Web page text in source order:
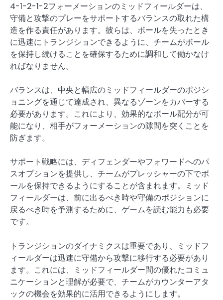
4-1-2-1-2フォーメーションのミッドフィールダーは、
守備と攻撃のプレーをサポートするバランスの取れた構
造を作る責任があります。彼らは、ボールを失ったとき
に迅速にトランジションできるように、チームがボール
を保持し続けることを確保するために調和して働かなけ
ればなりません。
バランスは、中央と幅広のミッドフィールダーのポジシ
ョニングを通じて達成され、異なるゾーンをカバーする
必要があります。これにより、効果的なボール配分が可
能になり、相手がフォーメーションの隙間を突くことを
防ぎます。
サポート戦略には、ディフェンダーやフォワードへのパ
スオプションを提供し、チームがプレッシャーの下でボ
ールを保持できるようにすることが含まれます。ミッド
フィールダーは、前に出るべき時や守備のポジションに
戻るべき時を予測するために、ゲームを読む能力も必要
です。
トランジションのダイナミクスは重要であり、ミッドフ
ィールダーは迅速に守備から攻撃に移行する必要があり
ます。これには、ミッドフィールダー間の優れたコミュ
ニケーションと理解が必要で、チームがカウンターアタ
ックの機会を効果的に活用できるようにします。